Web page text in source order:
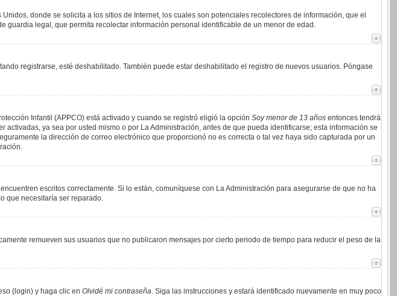
donde se solicita a los sitios de Internet, los cuales son potenciales recolectores de información, que el
guardia legal, que permita recolectar información personal identificable de un menor de edad.
registrarse, esté deshabilitado. También puede estar deshabilitado el registro de nuevos usuarios. Póngase
Infantil (APPCO) está activado y cuando se registró eligió la opción Soy menor de 13 años entonces tendrá
ya sea por usted mismo o por La Administración, antes de que pueda identificarse; esta información se
la dirección de correo electrónico que proporcionó no es correcta o tal vez haya sido capturada por un
escritos correctamente. Si lo están, comuníquese con La Administración para asegurarse de que no ha
que necesitaría ser reparado.
remueven sus usuarios que no publicaron mensajes por cierto periodo de tiempo para reducir el peso de la
(login) y haga clic en Olvidé mi contraseña. Siga las instrucciones y estará identificado nuevamente en muy poco